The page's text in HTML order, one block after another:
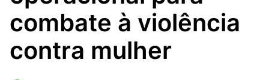
combate à violência
contra mulher